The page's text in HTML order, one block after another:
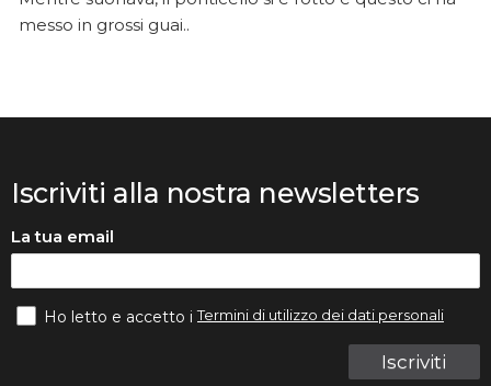
messo in grossi guai..
Iscriviti alla nostra newsletters
La tua email
Iscriviti
Ho letto e accetto iTermini di utilizzo dei dati personali